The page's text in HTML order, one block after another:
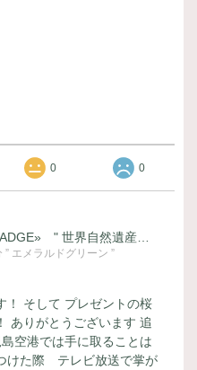
0 0
” エメラルドグリーン ”
！ そして プレゼントの桜
ありがとうございます 追
空港では手に取ることは
けた際 テレビ放送で掌が